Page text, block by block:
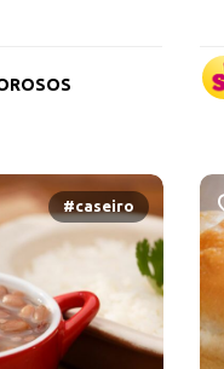
#caseiro